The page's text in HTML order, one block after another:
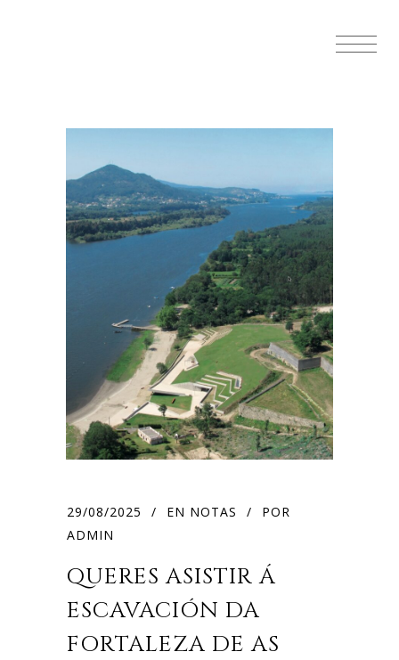
29/08/2025 EN NOTAS
POR
ADMIN
QUERES ASISTIR Á
ESCAVACIÓN DA
FORTALEZA DE AS